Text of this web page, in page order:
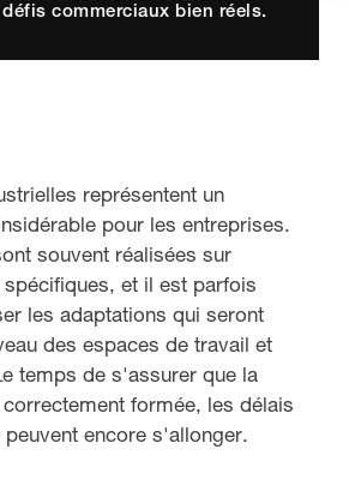
commerciaux bien réels.
représentent un
pour les entreprises.
souvent réalisées sur
et il est parfois
les adaptations qui seront
des espaces de travail et
temps de s'assurer que la
formée, les délais
encore s'allonger.